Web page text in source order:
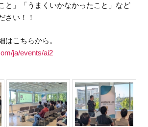
と」「うまくいかなかったこと」など
さい！！
はこちらから。
ja/events/ai2